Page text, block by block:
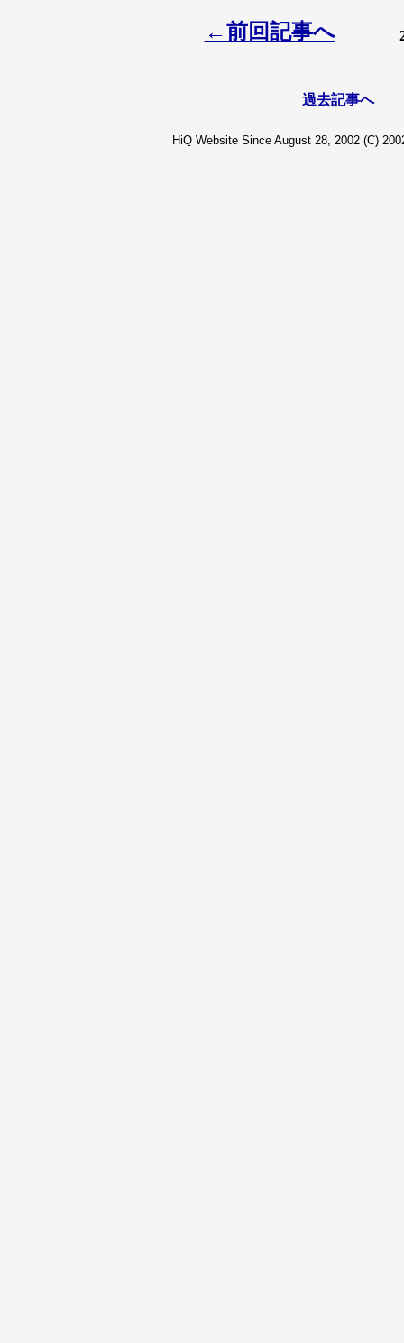
←前回記事へ
過去記事へ
HiQ Website Since August 28, 2002 (C)